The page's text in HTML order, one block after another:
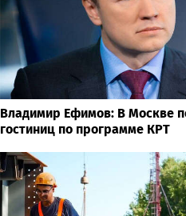
Владимир Ефимов: В Москве
гостиниц по программе КРТ